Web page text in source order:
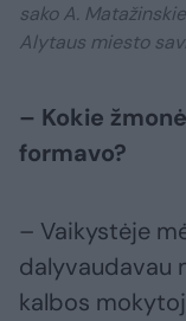
sako A.
Alytaus miesto
– Kokie
formavo?
– Vaikystėje
dalyvaudavau
kalbos